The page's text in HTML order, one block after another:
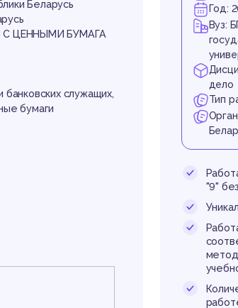
Беларусь
С ЦЕННЫМИ БУМАГА
служащих,
бумаги
Год:
Вуз:
дело
Тип
"9"